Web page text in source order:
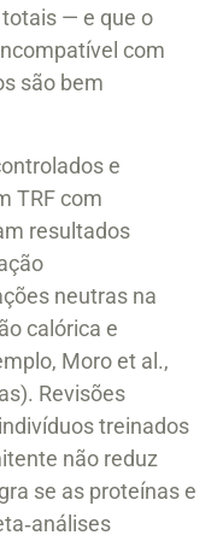
— e que o
com
são bem
e
TRF com
resultados
neutras na
calórica e
Moro et al.,
Revisões
treinados
não reduz
se as proteínas e